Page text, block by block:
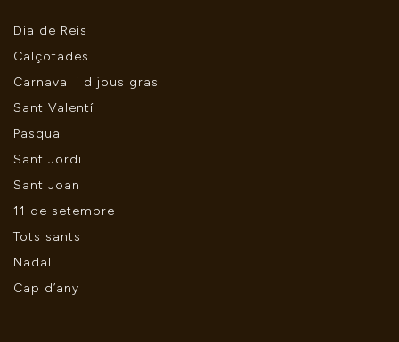
Dia de Reis
Calçotades
Carnaval i dijous gras
Sant Valentí
Pasqua
Sant Jordi
Sant Joan
11 de setembre
Tots sants
Nadal
Cap d’any